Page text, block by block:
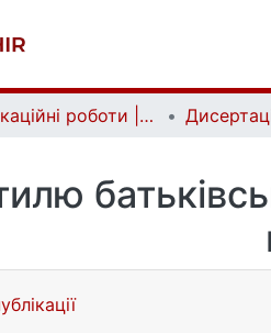
Кваліфікаційні роботи | Qualifying works